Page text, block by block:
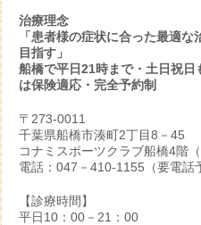
治療理念
「患者様の症状に合った最適
目指す」
船橋で平日21時まで・土日祝
は保険適応・完全予約制
〒273-0011
千葉県船橋市湊町2丁目8－45
コナミスポーツクラブ船橋4階
電話：047－410-1155（要電話
【診療時間】
平日10：00－21：00